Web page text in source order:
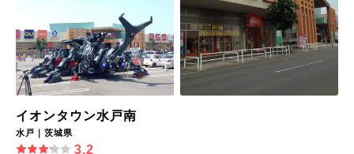
イオンタウン水戸南
水戸｜茨城県
3.2